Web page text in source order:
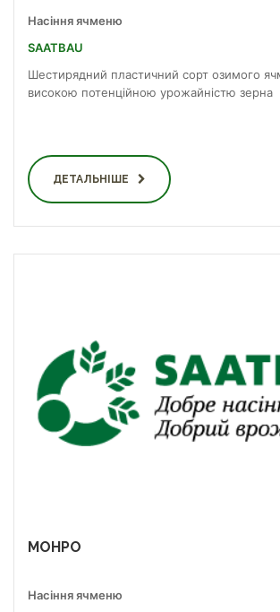
Насіння ячменю
SAATBAU
Шестирядний пластичний сорт озимого
високою потенційною урожайністю зерна
ДЕТАЛЬНІШЕ
МОНРО
Насіння ячменю